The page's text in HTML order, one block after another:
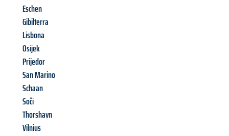
Eschen
Gibilterra
Lisbona
Osijek
Prijedor
San Marino
Schaan
Soči
Thorshavn
Vilnius